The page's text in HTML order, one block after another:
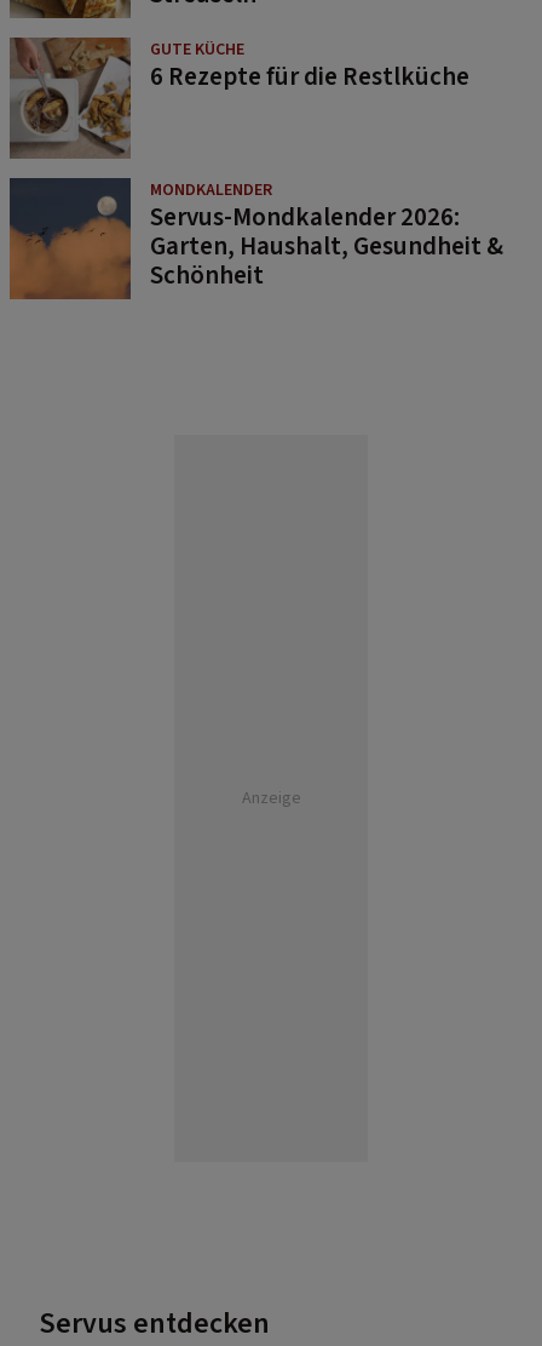
GUTE KÜCHE
6 Rezepte für die Restlküche
MONDKALENDER
Servus-Mondkalender 2026:
Garten, Haushalt, Gesundheit &
Schönheit
Anzeige
Servus entdecken